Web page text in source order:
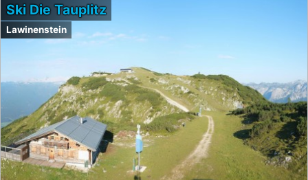
Ski Die Tauplitz
Lawinenstein